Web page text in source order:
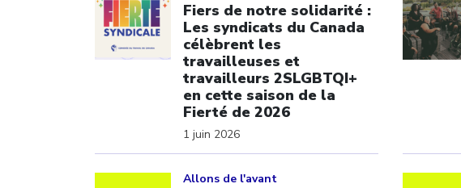
Fiers de notre solidarité :
Les syndicats du Canada
célèbrent les
travailleuses et
travailleurs 2SLGBTQI+
en cette saison de la
Fierté de 2026
1 juin 2026
Allons de l'avant